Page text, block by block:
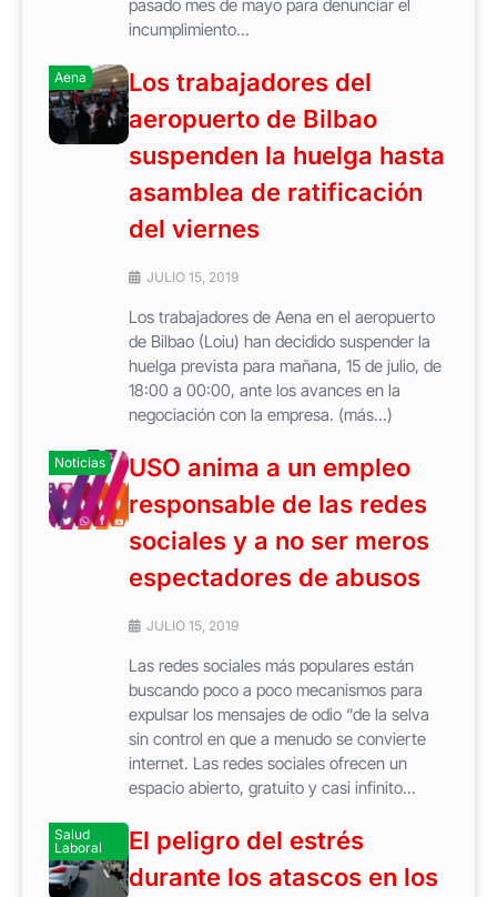
pasado mes de mayo para denunciar el
incumplimiento...
Aena
Los trabajadores del
aeropuerto de Bilbao
suspenden la huelga hasta
asamblea de ratificación
del viernes
JULIO 15, 2019
Los trabajadores de Aena en el aeropuerto
de Bilbao (Loiu) han decidido suspender la
huelga prevista para mañana, 15 de julio, de
18:00 a 00:00, ante los avances en la
negociación con la empresa. (más…)
Noticias
USO anima a un empleo
responsable de las redes
sociales y a no ser meros
espectadores de abusos
JULIO 15, 2019
Las redes sociales más populares están
buscando poco a poco mecanismos para
expulsar los mensajes de odio “de la selva
sin control en que a menudo se convierte
internet. Las redes sociales ofrecen un
espacio abierto, gratuito y casi infinito...
Salud
Laboral
El peligro del estrés
durante los atascos en los